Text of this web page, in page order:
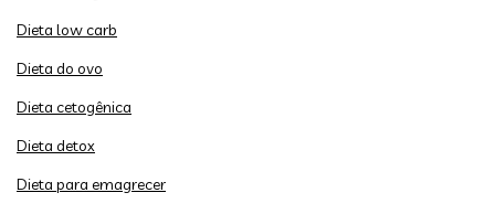
Dieta low carb
Dieta do ovo
Dieta cetogênica
Dieta detox
Dieta para emagrecer